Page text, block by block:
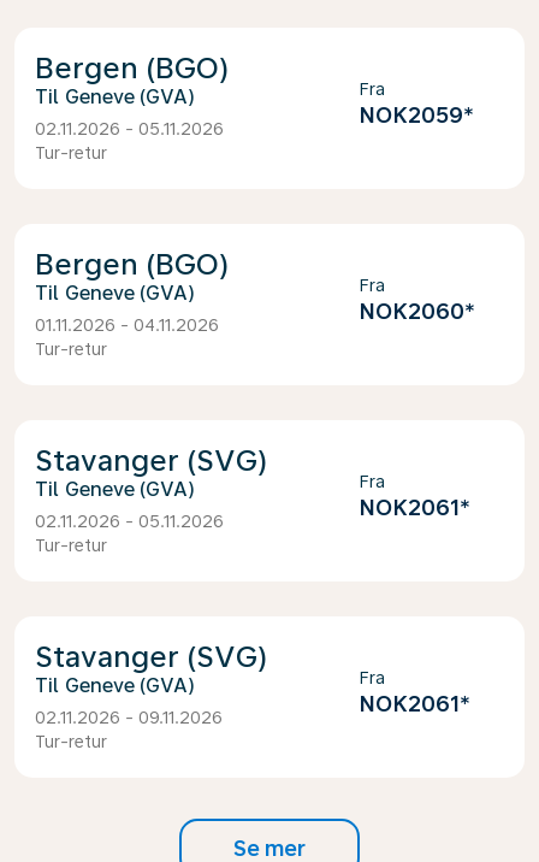
Bergen (BGO)
Geneve (GVA)
02.11.2026 - 05.11.2026
Tur-retur
Fra
NOK2059*
Bergen (BGO)
Geneve (GVA)
01.11.2026 - 04.11.2026
Tur-retur
Fra
NOK2060*
Stavanger (SVG)
Geneve (GVA)
02.11.2026 - 05.11.2026
Tur-retur
Fra
NOK2061*
Stavanger (SVG)
Geneve (GVA)
02.11.2026 - 09.11.2026
Tur-retur
Fra
NOK2061*
Se mer